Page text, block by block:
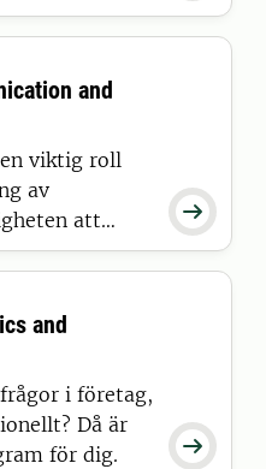

and
viktig roll
av
att

and
i företag,
Då är
för dig.